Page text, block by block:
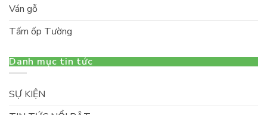
Ván gỗ
Tấm ốp Tường
Danh mục tin tức
SỰ KIỆN